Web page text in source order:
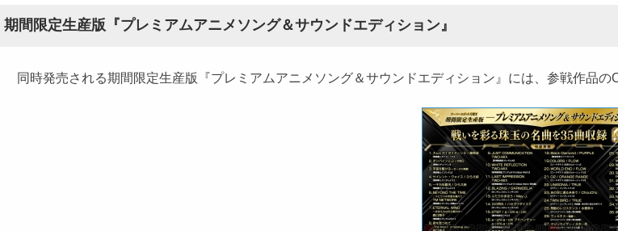
期間限定生産版『プレミアムアニメソング＆サウンドエディション』
同時発売される期間限定生産版『プレミアムアニメソング＆サウンドエディション』には、参戦作品の